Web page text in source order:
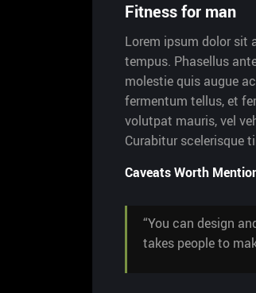
Fitness for man
Lorem ipsum dolor sit
tempus. Phasellus
molestie quis augue
fermentum tellus, et
volutpat mauris, vel
Curabitur scelerisque
Caveats Worth
“You can design
takes people to